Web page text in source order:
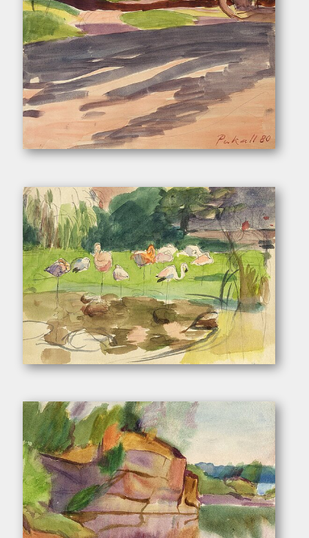
Pukall, Egon. – „Parklandschaft”
Pukall, Egon. – „Flamingos im Dresdner Zoo”